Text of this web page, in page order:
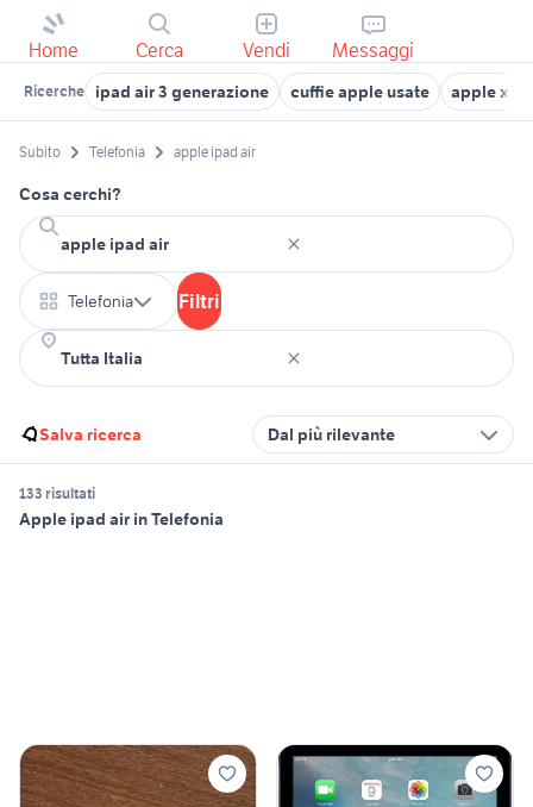
Home Cerca Vendi Messaggi
Ricerche ipad air 3 generazione cuffie apple usate apple xs
Subito Telefonia apple ipad air
Cosa cerchi?
Telefonia Filtri
Salva ricerca Dal più rilevante
133 risultati
Apple ipad air in Telefonia